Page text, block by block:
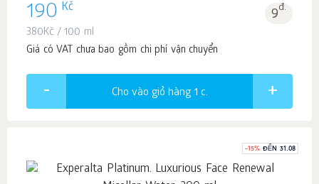
190 Kč 9đ.
380Kč / 100 ml
Giá có VAT chưa bao gồm chi phí vận chuyển
Cho vào giỏ hàng 1 c.
-15% ĐẾN 31.08